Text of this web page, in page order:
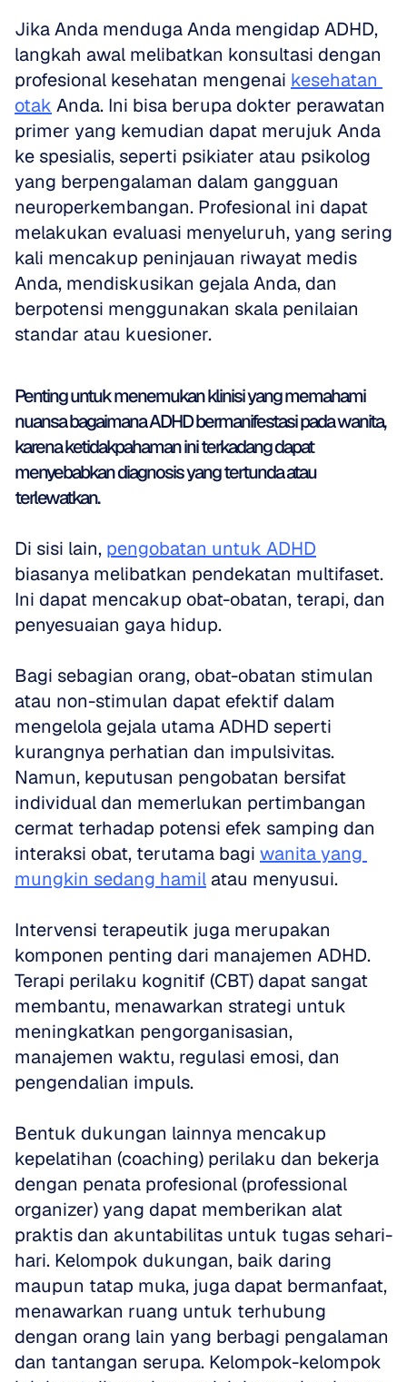
Jika Anda menduga Anda mengidap ADHD,
langkah awal melibatkan konsultasi dengan
profesional kesehatan mengenai kesehatan
otak Anda. Ini bisa berupa dokter perawatan
primer yang kemudian dapat merujuk Anda
ke spesialis, seperti psikiater atau psikolog
yang berpengalaman dalam gangguan
neuroperkembangan. Profesional ini dapat
melakukan evaluasi menyeluruh, yang sering
kali mencakup peninjauan riwayat medis
Anda, mendiskusikan gejala Anda, dan
berpotensi menggunakan skala penilaian
standar atau kuesioner.
Penting untuk menemukan klinisi yang memahami
nuansa bagaimana ADHD bermanifestasi pada wanita,
karena ketidakpahaman ini terkadang dapat
menyebabkan diagnosis yang tertunda atau
terlewatkan.
Di sisi lain, pengobatan untuk ADHD
biasanya melibatkan pendekatan multifaset.
Ini dapat mencakup obat-obatan, terapi, dan
penyesuaian gaya hidup.
Bagi sebagian orang, obat-obatan stimulan
atau non-stimulan dapat efektif dalam
mengelola gejala utama ADHD seperti
kurangnya perhatian dan impulsivitas.
Namun, keputusan pengobatan bersifat
individual dan memerlukan pertimbangan
cermat terhadap potensi efek samping dan
interaksi obat, terutama bagi wanita yang
mungkin sedang hamil atau menyusui.
Intervensi terapeutik juga merupakan
komponen penting dari manajemen ADHD.
Terapi perilaku kognitif (CBT) dapat sangat
membantu, menawarkan strategi untuk
meningkatkan pengorganisasian,
manajemen waktu, regulasi emosi, dan
pengendalian impuls.
Bentuk dukungan lainnya mencakup
kepelatihan (coaching) perilaku dan bekerja
dengan penata profesional (professional
organizer) yang dapat memberikan alat
praktis dan akuntabilitas untuk tugas sehari-
hari. Kelompok dukungan, baik daring
maupun tatap muka, juga dapat bermanfaat,
menawarkan ruang untuk terhubung
dengan orang lain yang berbagi pengalaman
dan tantangan serupa. Kelompok-kelompok